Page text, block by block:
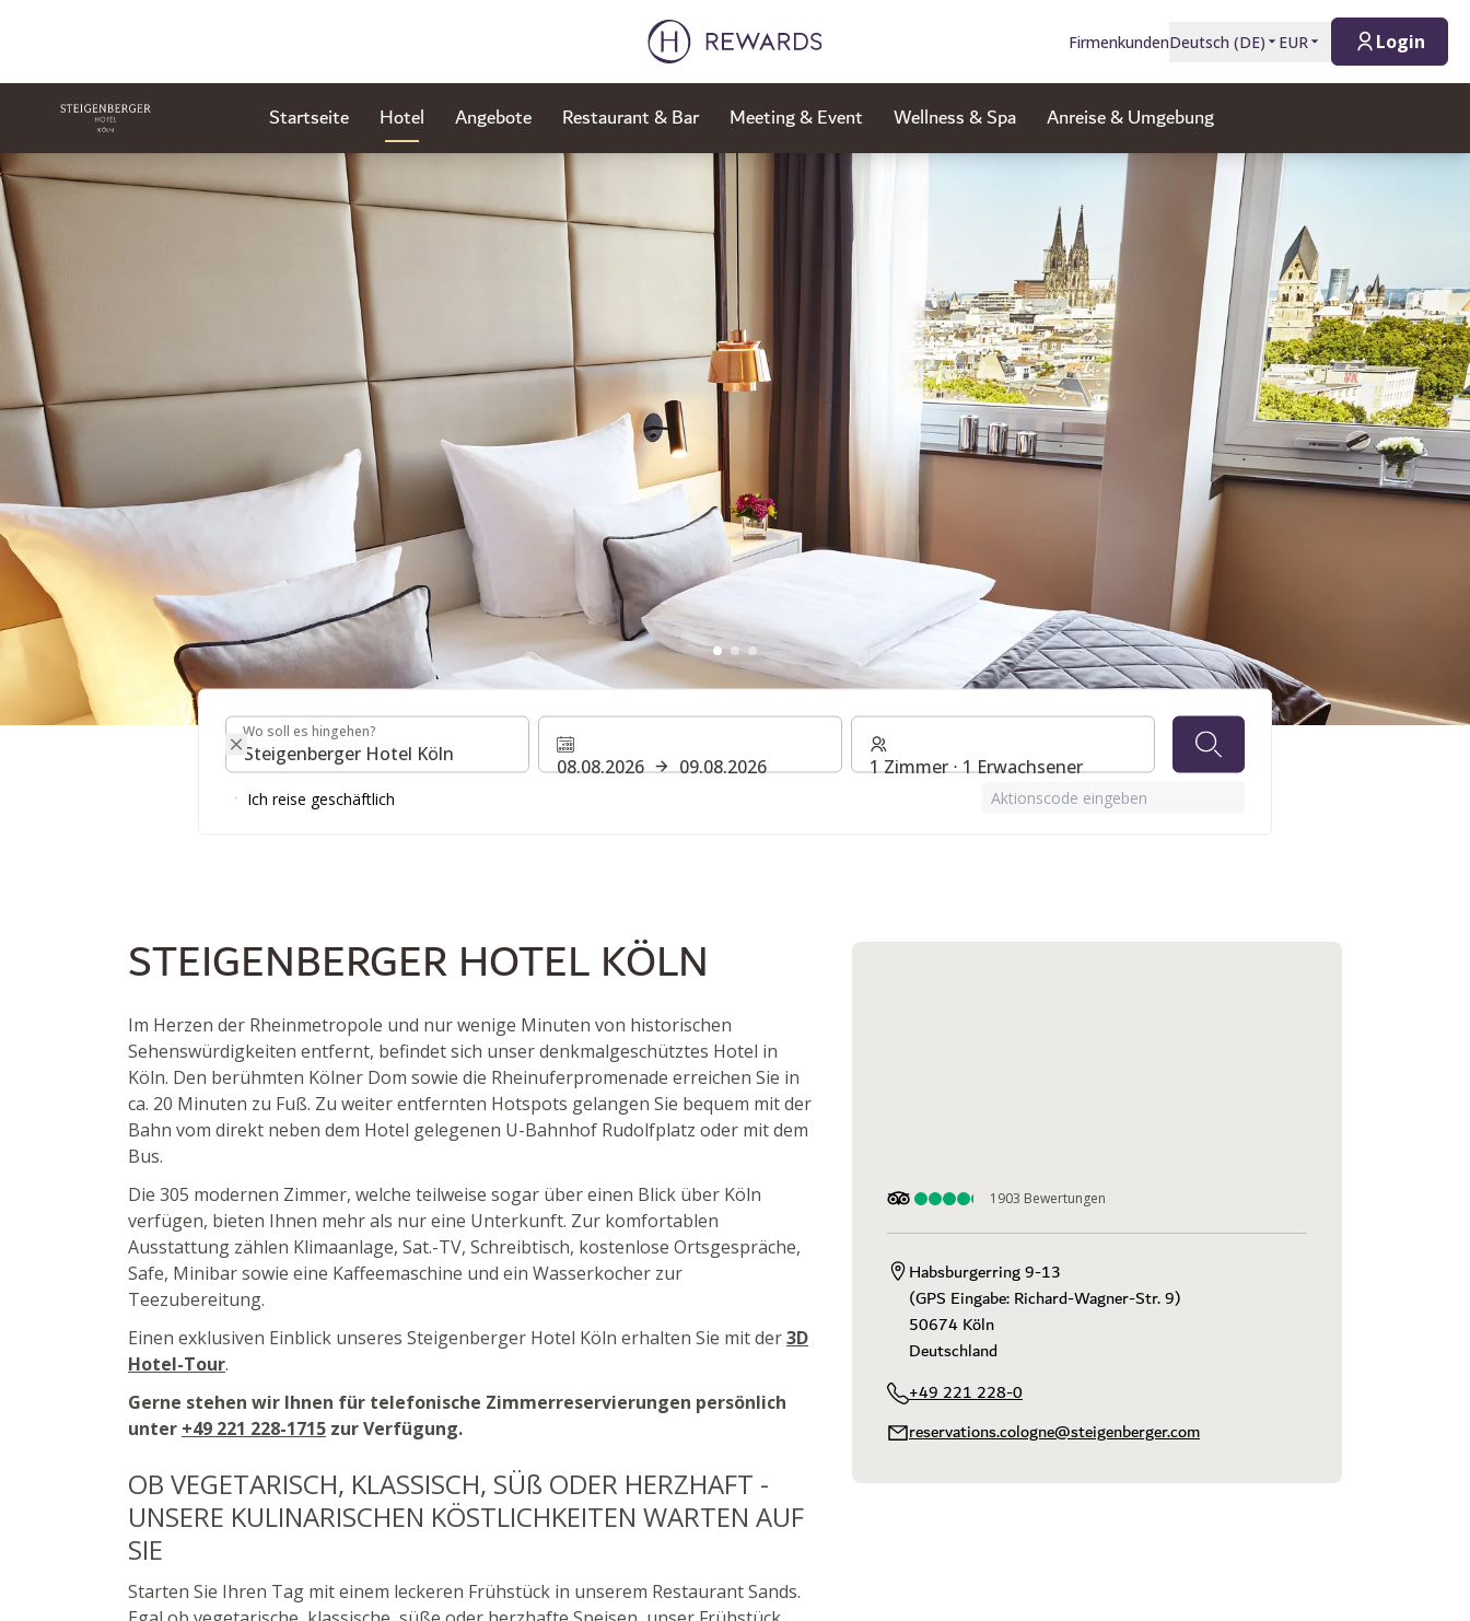
FirmenkundenDeutsch (DE) EUR Login
Startseite Hotel Angebote Restaurant & Bar Meeting & Event Wellness & Spa Anreise & Umgebung
Dia 1 von 3
STEIGENBERGER HOTEL KÖLN
Wo soll es hingehen?
Wo soll es hingehen?
08.08.2026 09.08.2026 1 Zimmer ⋅ 1 Erwachsener
Ich reise geschäftlich Aktionscode eingeben
STEIGENBERGER HOTEL KÖLN
Im Herzen der Rheinmetropole und nur wenige Minuten von historischen
Sehenswürdigkeiten entfernt, befindet sich unser denkmalgeschütztes Hotel in
Köln. Den berühmten Kölner Dom sowie die Rheinuferpromenade erreichen Sie in
ca. 20 Minuten zu Fuß. Zu weiter entfernten Hotspots gelangen Sie bequem mit der
Bahn vom direkt neben dem Hotel gelegenen U-Bahnhof Rudolfplatz oder mit dem
Bus.
Die 305 modernen Zimmer, welche teilweise sogar über einen Blick über Köln
verfügen, bieten Ihnen mehr als nur eine Unterkunft. Zur komfortablen
Ausstattung zählen Klimaanlage, Sat.-TV, Schreibtisch, kostenlose Ortsgespräche,
Safe, Minibar sowie eine Kaffeemaschine und ein Wasserkocher zur
Teezubereitung.
Einen exklusiven Einblick unseres Steigenberger Hotel Köln erhalten Sie mit der3D
Hotel-Tour.
Gerne stehen wir Ihnen für telefonische Zimmerreservierungen persönlich
unter +49 221 228-1715 zur Verfügung.
OB VEGETARISCH, KLASSISCH, SÜß ODER HERZHAFT -
UNSERE KULINARISCHEN KÖSTLICHKEITEN WARTEN AUF
SIE
Starten Sie Ihren Tag mit einem leckeren Frühstück in unserem Restaurant Sands.
1903 Bewertungen
Habsburgerring 9-13
(GPS Eingabe: Richard-Wagner-Str. 9)
50674 Köln
Deutschland
+49 221 228-0
reservations.cologne@steigenberger.com